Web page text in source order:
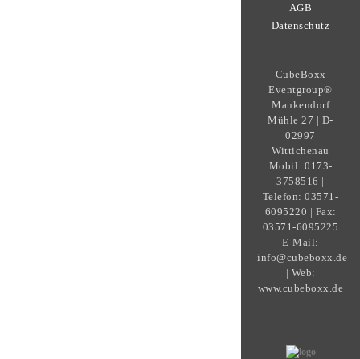
AGB
Datenschutz
CubeBoxx
Eventgroup®
Maukendorf
Mühle 27 | D-
02997
Wittichenau
Mobil: 0173-
3758516 |
Telefon: 03571-
6095220 | Fax:
03571-6095225
E-Mail:
info@cubeboxx.de
| Web:
www.cubeboxx.de